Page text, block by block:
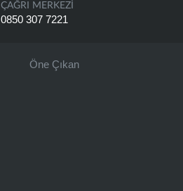
ÇAĞRI MERKEZİ
0850 307 7221
Öne Çıkan